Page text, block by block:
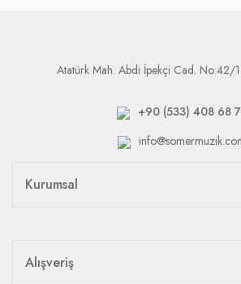
Atatürk Mah. Abdi İpekçi Cad. No:42/
+90 (533) 408 68
Kurumsal
Alışveriş